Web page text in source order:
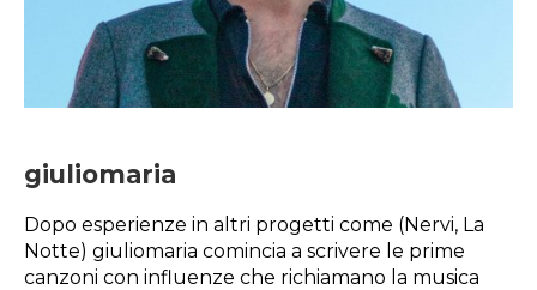
giuliomaria
Dopo esperienze in altri progetti come (Nervi, La
Notte) giuliomaria comincia a scrivere le prime
canzoni con influenze che richiamano la musica